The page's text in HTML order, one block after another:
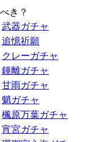
き？
武器ガチャ
追憶祈願
クレーガチャ
鍾離ガチャ
甘雨ガチャ
魈ガチャ
楓原万葉ガチャ
宵宮ガチャ